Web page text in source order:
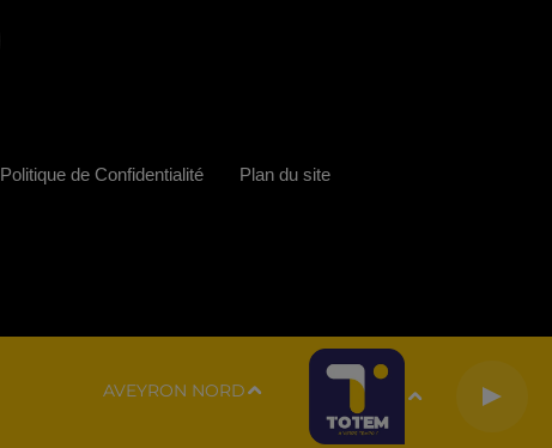
AVEYRON NORD
Politique de Confidentialité Plan du site